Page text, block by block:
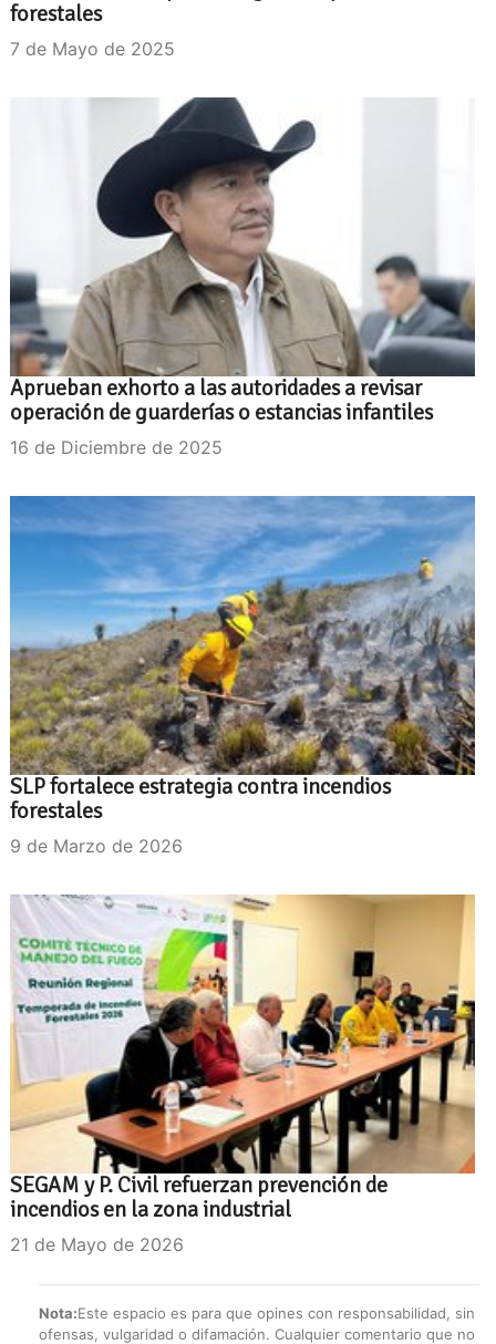
forestales
7 de Mayo de 2025
Aprueban exhorto a las autoridades a revisar
operación de guarderías o estancias infantiles
16 de Diciembre de 2025
SLP fortalece estrategia contra incendios
forestales
9 de Marzo de 2026
SEGAM y P. Civil refuerzan prevención de
incendios en la zona industrial
21 de Mayo de 2026
Nota:Este espacio es para que opines con responsabilidad, sin
ofensas, vulgaridad o difamación. Cualquier comentario que no